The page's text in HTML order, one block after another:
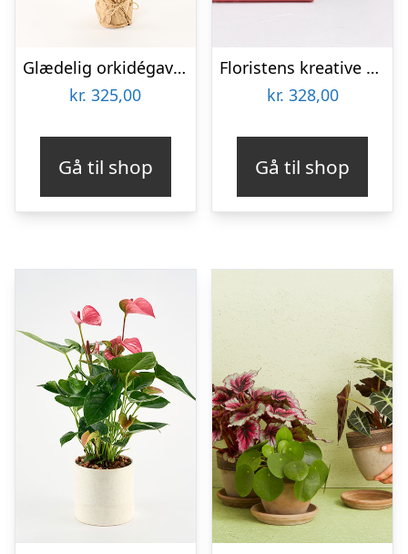
Glædelig orkidégave – Send blomster med Bloomit
kr. 325,00
Gå til shop
Floristens kreative valg i æske med marcipanhjerter
kr. 328,00
Gå til shop